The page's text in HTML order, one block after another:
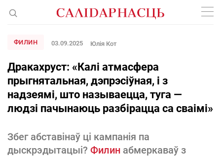
ФИЛИН 03.09.2025 Юлія Кот
Дракахруст: «Калі атмасфера
прыгнятальная, дэпрэсіўная, і з
надзеямі, што называецца, туга —
людзі пачынаюць разбірацца са сваімі»
Збег абставінаў ці кампанія па
дыскрэдытацыі? Филин абмеркаваў з